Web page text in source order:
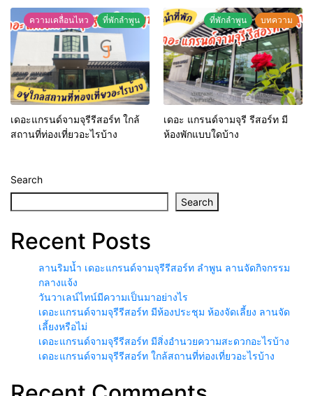
ความเคลื่อนไหว ที่พักลำพูน
เดอะแกรนด์จามจุรีรีสอร์ท ใกล้
สถานที่ท่องเที่ยวอะไรบ้าง
ที่พักลำพูน บทความ
เดอะ แกรนด์จามจุรี รีสอร์ท มี
ห้องพักแบบใดบ้าง
Search
Search
Recent Posts
ลานริมน้ำ เดอะแกรนด์จามจุรีรีสอร์ท ลำพูน ลานจัดกิจกรรม
กลางแจ้ง
วันวาเลน์ไทน์มีความเป็นมาอย่างไร
เดอะแกรนด์จามจุรีรีสอร์ท มีห้องประชุม ห้องจัดเลี้ยง ลานจัด
เลี้ยงหรือไม่
เดอะแกรนด์จามจุรีรีสอร์ท มีสิ่งอำนวยความสะดวกอะไรบ้าง
เดอะแกรนด์จามจุรีรีสอร์ท ใกล้สถานที่ท่องเที่ยวอะไรบ้าง